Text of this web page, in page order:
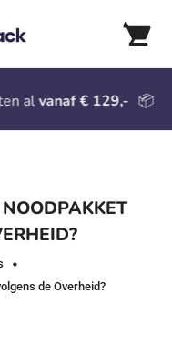
vanaf € 129,- 📦
de Overheid?